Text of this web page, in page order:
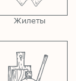
Жилеты